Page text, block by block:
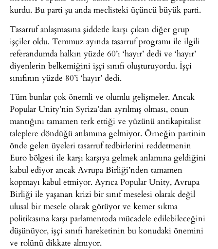
kurdu. Bu parti şu anda meclisteki üçüncü büyük parti.
Tasarruf anlaşmasına şiddetle karşı çıkan diğer grup
işçiler oldu. Temmuz ayında tasarruf programı ile ilgili
referandumda halkın yüzde 60’ı ‘hayır’ dedi ve ‘hayır’
diyenlerin belkemiğini işçi sınıfı oluşturuyordu. İşçi
sınıfının yüzde 80’i ‘hayır’ dedi.
Tüm bunlar çok önemli ve olumlu gelişmeler. Ancak
Popular Unity’nin Syriza’dan ayrılmış olması, onun
mantığını tamamen terk ettiği ve yüzünü antikapitalist
taleplere döndüğü anlamına gelmiyor. Örneğin partinin
önde gelen üyeleri tasarruf tedbirlerini reddetmenin
Euro bölgesi ile karşı karşıya gelmek anlamına geldiğini
kabul ediyor ancak Avrupa Birliği’nden tamamen
kopmayı kabul etmiyor. Ayrıca Popular Unity, Avrupa
Birliği ile yaşanan krizi bir sınıf meselesi olarak değil
ulusal bir mesele olarak görüyor ve kemer sıkma
politikasına karşı parlamentoda mücadele edilebileceğini
düşünüyor, işçi sınıfı hareketinin bu konudaki önemini
ve rolünü dikkate almıyor.